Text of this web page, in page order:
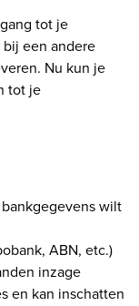
tot je
een andere
Nu kun je
tot je
wilt
ABN, etc.)
inzage
en kan inschatten